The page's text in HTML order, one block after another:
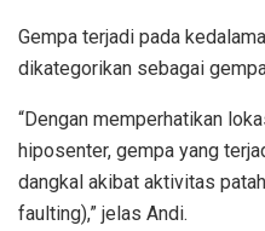
Gempa terjadi pada
dikategorikan sebagai
“Dengan memperhatikan
hiposenter, gempa yang
dangkal akibat aktivitas
faulting),” jelas Andi.